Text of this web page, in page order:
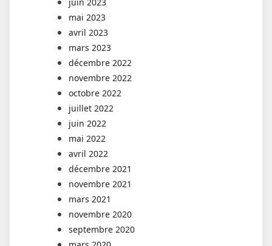
mai 2023
avril 2023
mars 2023
décembre 2022
novembre 2022
octobre 2022
juillet 2022
juin 2022
mai 2022
avril 2022
décembre 2021
novembre 2021
mars 2021
novembre 2020
septembre 2020